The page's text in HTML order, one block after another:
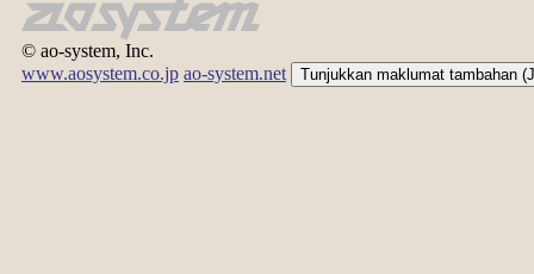
© ao-system, Inc.
www.aosystem.co.jp ao-system.net Tunjukkan maklumat tambahan